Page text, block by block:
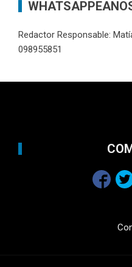
Redactor Responsable:
098955851